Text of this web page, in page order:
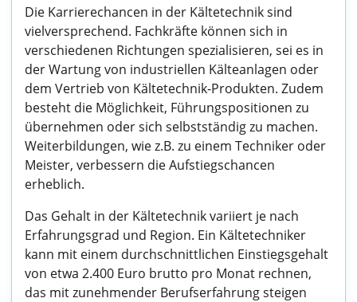
Die Karrierechancen in der Kältetechnik sind
vielversprechend. Fachkräfte können sich in
verschiedenen Richtungen spezialisieren, sei es in
der Wartung von industriellen Kälteanlagen oder
dem Vertrieb von Kältetechnik-Produkten. Zudem
besteht die Möglichkeit, Führungspositionen zu
übernehmen oder sich selbstständig zu machen.
Weiterbildungen, wie z.B. zu einem Techniker oder
Meister, verbessern die Aufstiegschancen
erheblich.
Das Gehalt in der Kältetechnik variiert je nach
Erfahrungsgrad und Region. Ein Kältetechniker
kann mit einem durchschnittlichen Einstiegsgehalt
von etwa 2.400 Euro brutto pro Monat rechnen,
das mit zunehmender Berufserfahrung steigen